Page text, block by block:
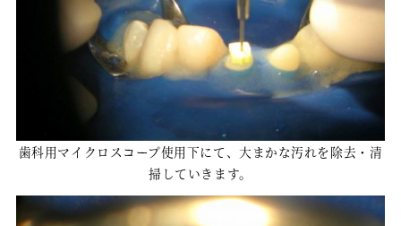
歯科用マイクロスコープ使用下にて、大まかな汚れを除去・清
掃していきます。